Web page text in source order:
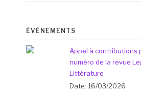
ÉVÉNEMENTS
Appel à contributions
numéro de la revue
Littérature
Date: 16/03/2026